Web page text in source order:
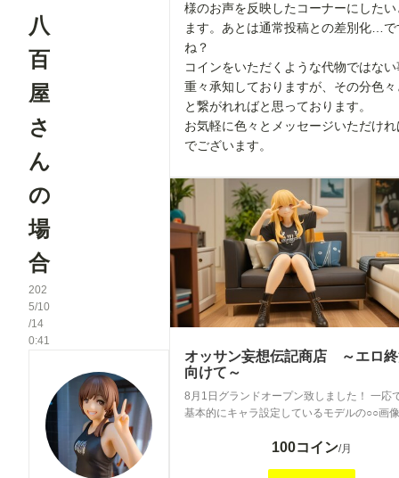
八
百
屋
さ
ん
の
場
合
202
5/10
/14
0:41
様のお声を反映したコーナーにした
ます。あとは通常投稿との差別化…で
ね？
コインをいただくような代物ではな
重々承知しておりますが、その分色
と繋がれればと思っております。
お気軽に色々とメッセージいただけ
でございます。
オッサン妄想伝記商店 ～エロ
向けて～
8月1日グランドオープン致しました！ 一応ですが、
基本的にキャラ設定しているモデルの○○画
いない現状ですが、試行錯誤していきたい
100コイン/月